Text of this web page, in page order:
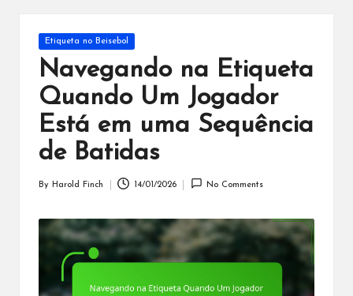
Posted
in
Etiqueta no Beisebol
Navegando na Etiqueta
Quando Um Jogador
Está em uma Sequência
de Batidas
By Harold Finch 14/01/2026 No Comments